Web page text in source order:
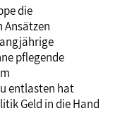
die
pflegende
entlasten hat
Geld in die Hand